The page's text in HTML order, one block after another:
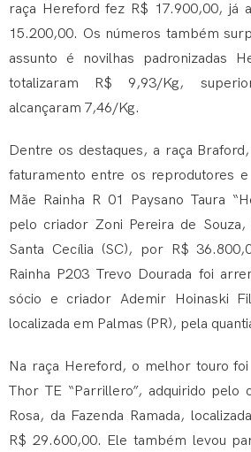
raça Hereford fez R$ 17.900,00, já
15.200,00. Os números também
assunto é novilhas padronizadas
totalizaram R$ 9,93/Kg,
alcançaram 7,46/Kg.
Dentre os destaques, a raça
faturamento entre os reprodutores
Mãe Rainha R 01 Paysano Taura
pelo criador Zoni Pereira de Souza,
Santa Cecília (SC), por R$
Rainha P203 Trevo Dourada foi
sócio e criador Ademir Hoinaski
localizada em Palmas (PR), pela
Na raça Hereford, o melhor touro
Thor TE “Parrillero”, adquirido pelo
Rosa, da Fazenda Ramada,
R$ 29.600,00. Ele também levou